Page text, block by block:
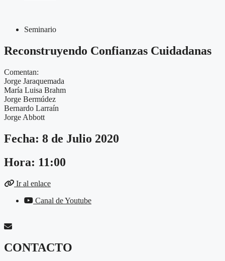
Seminario
Reconstruyendo Confianzas Cuidadanas
Comentan:
Jorge Jaraquemada
María Luisa Brahm
Jorge Bermúdez
Bernardo Larraín
Jorge Abbott
Fecha: 8 de Julio 2020
Hora: 11:00
Ir al enlace
Canal de Youtube
CONTACTO